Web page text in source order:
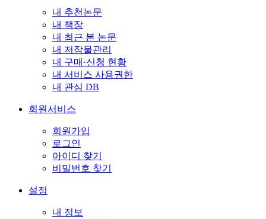
내 추천논문
내 책장
내 최근 본 논문
내 저작물관리
내 구매·신청 현황
내 서비스 사용권한
내 관심 DB
회원서비스
회원가입
로그인
아이디 찾기
비밀번호 찾기
설정
내 정보